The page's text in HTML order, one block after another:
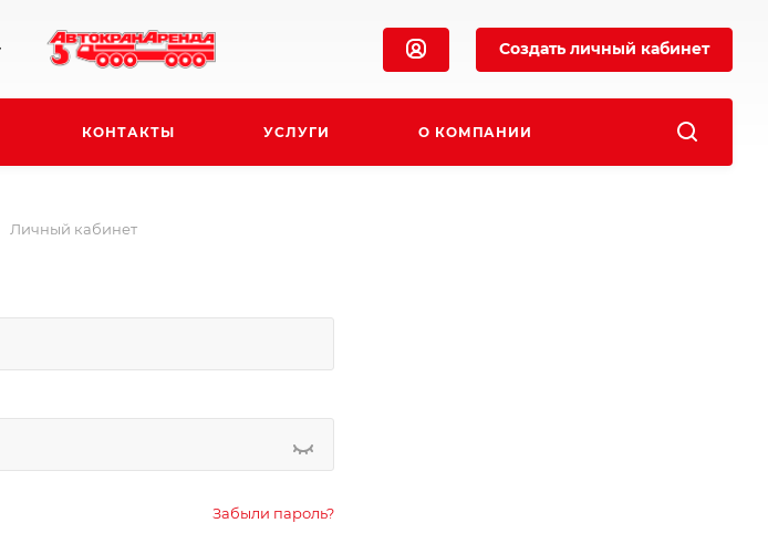
Создать личный кабинет
КОНТАКТЫ УСЛУГИ О КОМПАНИИ
Личный кабинет
Забыли пароль?